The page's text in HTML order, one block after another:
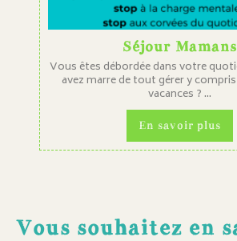
Séjour Mamans
Vous êtes débordée dans votre
avez marre de tout gérer y
vacances ? ...
En savoir plus
Vous souhaitez en